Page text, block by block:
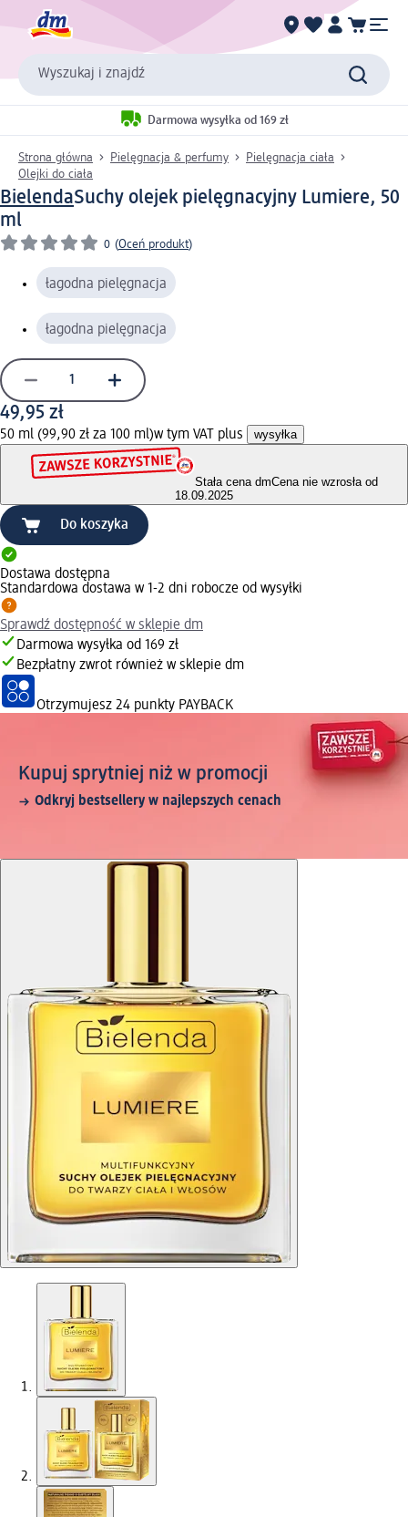
Wyszukaj i znajdź
Darmowa wysyłka od 169 zł
Strona główna Pielęgnacja & perfumy
Pielęgnacja ciała
Olejki do ciała
BielendaSuchy olejek pielęgnacyjny Lumiere, 50
ml
0 (Oceń produkt)
łagodna pielęgnacja
łagodna pielęgnacja
49,95 zł
50 ml (99,90 zł za 100 ml)w tym VAT plus wysyłka
Stała cena dmCena nie wzrosła od
18.09.2025
Do koszyka
Dostawa dostępna
Standardowa dostawa w 1-2 dni robocze od wysyłki
Sprawdź dostępność w sklepie dm
Darmowa wysyłka od 169 zł
Bezpłatny zwrot również w sklepie dm
Otrzymujesz 24 punkty PAYBACK
Kupuj sprytniej niż w promocji
Odkryj bestsellery w najlepszych cenach